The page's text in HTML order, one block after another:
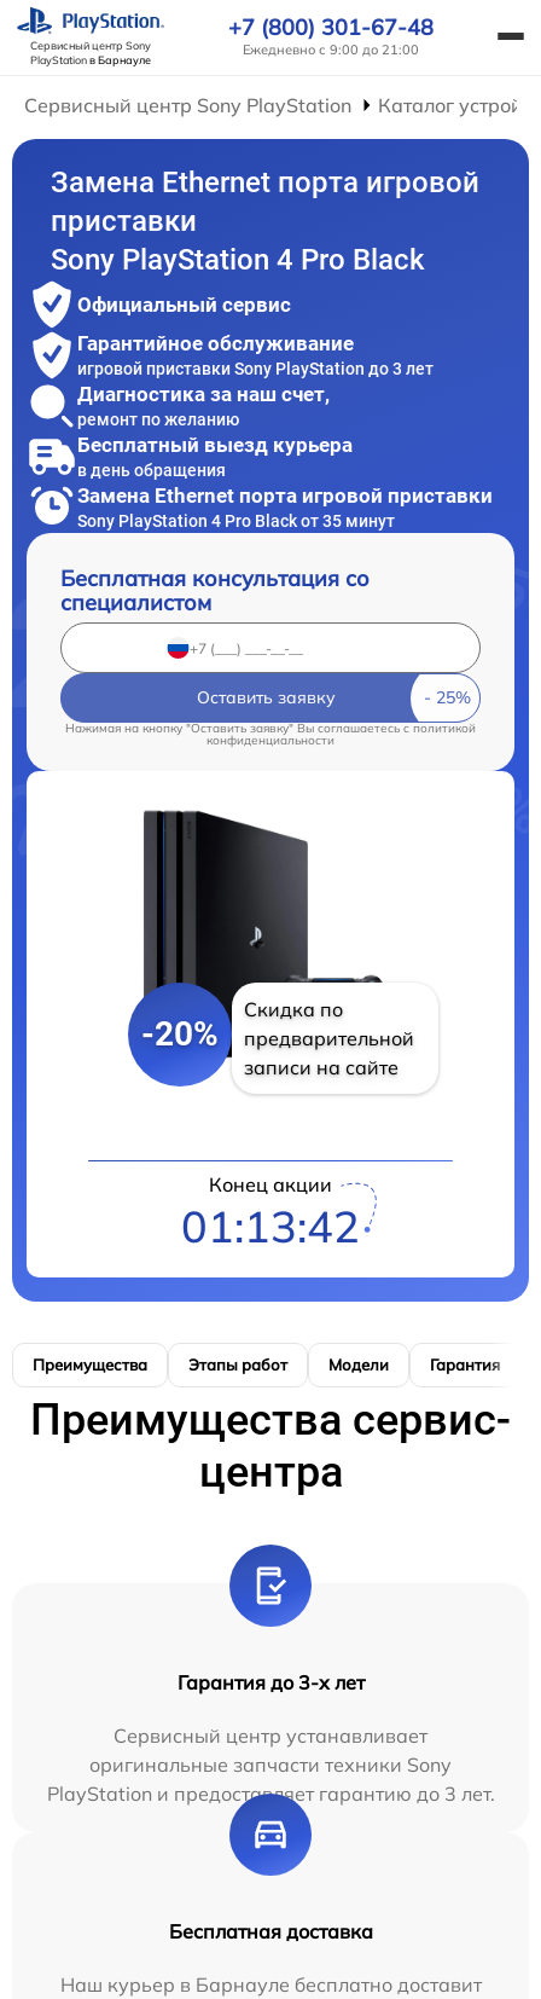
Сервисный центр Sony
PlayStationв Барнауле
+7 (800) 301-67-48
Ежедневно с 9:00 до 21:00
Сервисный центр Sony PlayStation Каталог
Замена Ethernet порта игровой
приставки
Sony PlayStation 4 Pro Black
Официальный сервис
Гарантийное обслуживание
игровой приставки Sony PlayStation до 3 лет
Диагностика за наш счет,
ремонт по желанию
Бесплатный выезд курьера
в день обращения
Замена Ethernet порта игровой приставки
Sony PlayStation 4 Pro Black от 35 минут
Бесплатная консультация со
специалистом
Оставить заявку
Нажимая на кнопку "Оставить заявку" Вы соглашаетесь cполитикой
конфиденциальности
-20%
Скидка по
предварительной
записи на сайте
Конец акции
01:13:41
Преимущества Этапы работ Модели Гарантия
Преимущества сервис-
центра
Гарантия до 3-х лет
Сервисный центр устанавливает
оригинальные запчасти техники Sony
PlayStation и предоставляет гарантию до 3 лет.
Бесплатная доставка
Наш курьер в Барнауле бесплатно доставит